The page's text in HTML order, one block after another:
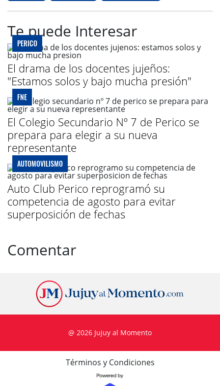
Te puede Interesar
PERICO
El drama de los docentes jujeños:
"Estamos solos y bajo mucha presión"
FNE
El Colegio Secundario Nº 7 de Perico se
prepara para elegir a su nueva
representante
AUTOMOVILISMO
Auto Club Perico reprogramó su
competencia de agosto para evitar
superposición de fechas
Comentar
@ 2026 Jujuy al Momento
Términos y Condiciones